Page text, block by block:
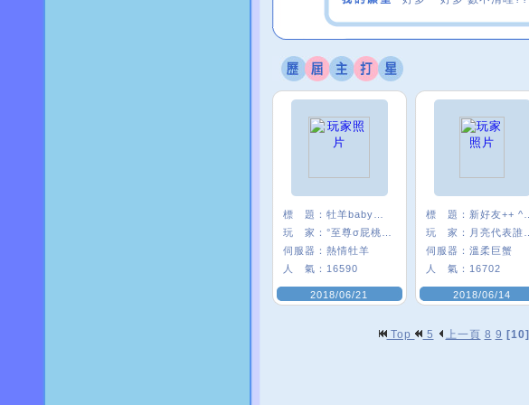
標 題：
玩 家：
伺服器： 熱情牡羊
人 氣： 16590
2018/06/21
標 題：
玩 家：
伺服器： 溫柔巨蟹
人 氣： 16702
2018/06/14
Top 5 上一頁 8 9 [10]